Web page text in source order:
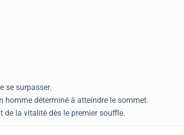
se surpasser.
homme déterminé à atteindre le sommet.
de la vitalité dès le premier souffle.